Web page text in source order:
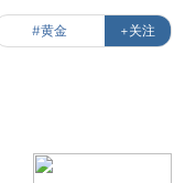
#黄金 +关注